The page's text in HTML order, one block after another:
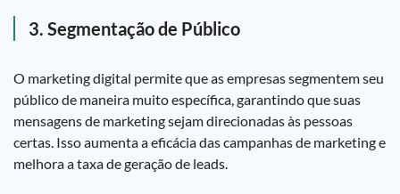
3. Segmentação de Público
O marketing digital permite que as empresas segmentem seu
público de maneira muito específica, garantindo que suas
mensagens de marketing sejam direcionadas às pessoas
certas. Isso aumenta a eficácia das campanhas de marketing e
melhora a taxa de geração de leads.